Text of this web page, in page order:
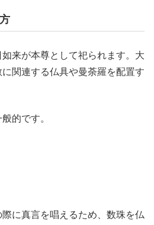
来が本尊として祀られます。大
関連する仏具や曼荼羅を配置す
的です。
に真言を唱えるため、数珠を仏